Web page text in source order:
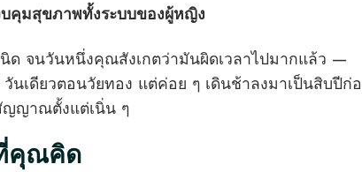
คุมสุขภาพทั้งระบบของผู้หญิง
ด จนวันหนึ่งคุณสังเกตว่ามันผิดเวลาไปมากแล้ว —
นเดียวตอนวัยทอง แต่ค่อย ๆ เดินช้าลงมาเป็นสิบปีก่
ญญาณตั้งแต่เนิ่น ๆ
คุณคิด